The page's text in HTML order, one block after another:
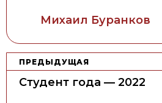
Author
Михаил Буранков
НПРЕДЫДУЩАЯ
Студент года — 2022